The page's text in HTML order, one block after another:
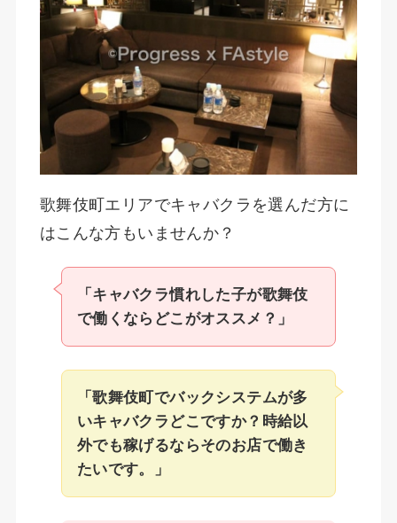
歌舞伎町エリアでキャバクラを選んだ方に
はこんな方もいませんか？
「キャバクラ慣れした子が歌舞伎
で働くならどこがオススメ？」
「歌舞伎町でバックシステムが多
いキャバクラどこですか？時給以
外でも稼げるならそのお店で働き
たいです。」